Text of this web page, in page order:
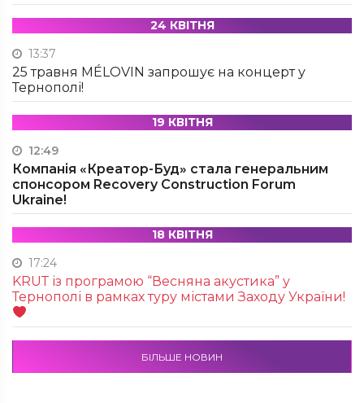
24 КВІТНЯ
13:37
25 травня MÉLOVIN запрошує на концерт у
Тернополі!
19 КВІТНЯ
12:49
Компанія «Креатор-Буд» стала генеральним
спонсором Recovery Construction Forum
Ukraine!
18 КВІТНЯ
17:24
KRUТ із програмою “Весняна акустика” у
Тернополі в рамках туру містами Заходу України!
БІЛЬШЕ НОВИН